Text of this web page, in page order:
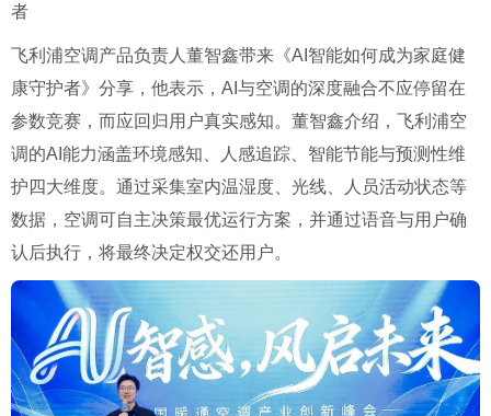
者
飞利浦空调产品负责人董智鑫带来《AI智能如何成为家庭健
康守护者》分享，他表示，AI与空调的深度融合不应停留在
参数竞赛，而应回归用户真实感知。董智鑫介绍，飞利浦空
调的AI能力涵盖环境感知、人感追踪、智能节能与预测性维
护四大维度。通过采集室内温湿度、光线、人员活动状态等
数据，空调可自主决策最优运行方案，并通过语音与用户确
认后执行，将最终决定权交还用户。